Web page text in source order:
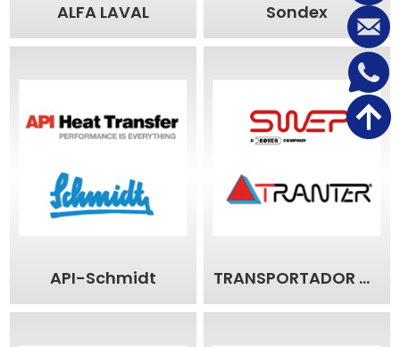
ALFA LAVAL Sondex
API-Schmidt TRANSPORTADOR DE VARREDURA